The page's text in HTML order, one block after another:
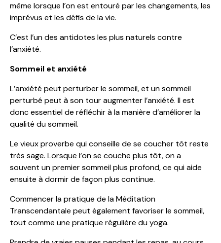
même lorsque l’on est entouré par les changements, les
imprévus et les défis de la vie.
C’est l’un des antidotes les plus naturels contre
l’anxiété.
Sommeil et anxiété
L’anxiété peut perturber le sommeil, et un sommeil
perturbé peut à son tour augmenter l’anxiété. Il est
donc essentiel de réfléchir à la manière d’améliorer la
qualité du sommeil.
Le vieux proverbe qui conseille de se coucher tôt reste
très sage. Lorsque l’on se couche plus tôt, on a
souvent un premier sommeil plus profond, ce qui aide
ensuite à dormir de façon plus continue.
Commencer la pratique de la Méditation
Transcendantale peut également favoriser le sommeil,
tout comme une pratique régulière du yoga.